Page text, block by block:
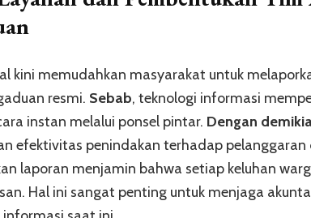
kini memudahkan masyarakat untuk
resmi. Sebab, teknologi informasi
instan melalui ponsel pintar. Dengan
efektivitas penindakan terhadap pelanggaran
laporan menjamin bahwa setiap keluhan
Hal ini sangat penting untuk menjaga